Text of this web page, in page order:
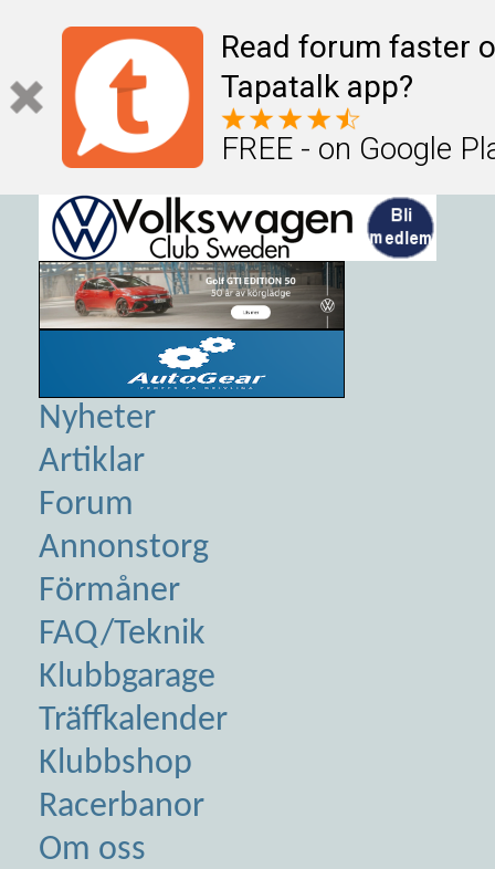
Read forum faster
Tapatalk app?
FREE - on Google
Nyheter
Artiklar
Forum
Annonstorg
Förmåner
FAQ/Teknik
Klubbgarage
Träffkalender
Klubbshop
Racerbanor
Om oss